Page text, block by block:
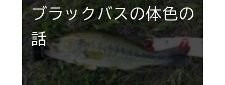
ブラックバスの体色の
話